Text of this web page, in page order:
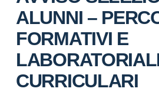
ALUNNI –
FORMATIVI E
CURRICULARI